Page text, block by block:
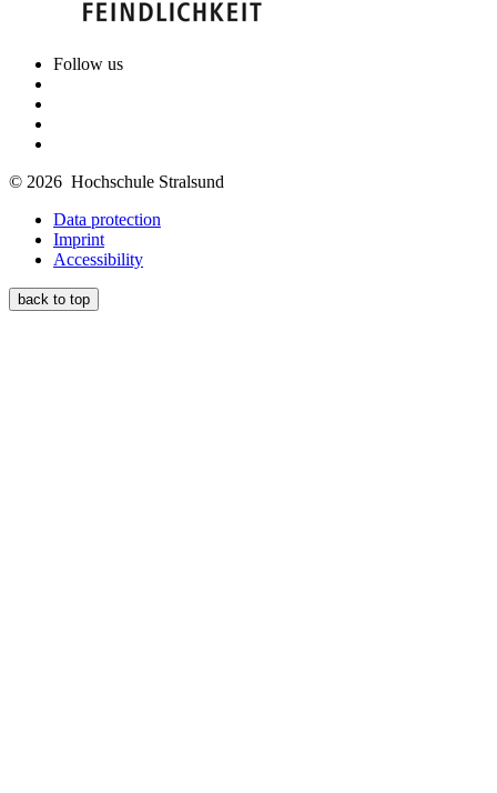
Follow us
© 2026 Hochschule Stralsund
Data protection
Imprint
Accessibility
back to top